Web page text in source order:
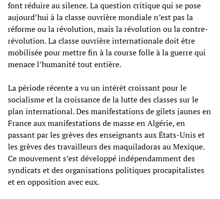
font réduire au silence. La question critique qui se pose
aujourd’hui à la classe ouvrière mondiale n’est pas la
réforme ou la révolution, mais la révolution ou la contre-
révolution. La classe ouvrière internationale doit être
mobilisée pour mettre fin à la course folle à la guerre qui
menace l’humanité tout entière.
La période récente a vu un intérêt croissant pour le
socialisme et la croissance de la lutte des classes sur le
plan international. Des manifestations de gilets jaunes en
France aux manifestations de masse en Algérie, en
passant par les grèves des enseignants aux États-Unis et
les grèves des travailleurs des maquiladoras au Mexique.
Ce mouvement s’est développé indépendamment des
syndicats et des organisations politiques procapitalistes
et en opposition avec eux.